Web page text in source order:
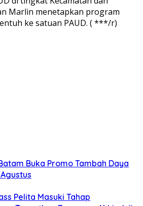
Marlin menetapkan program
ke satuan PAUD. ( ***/r)
Buka Promo Tambah Daya
Pelita Masuki Tahap